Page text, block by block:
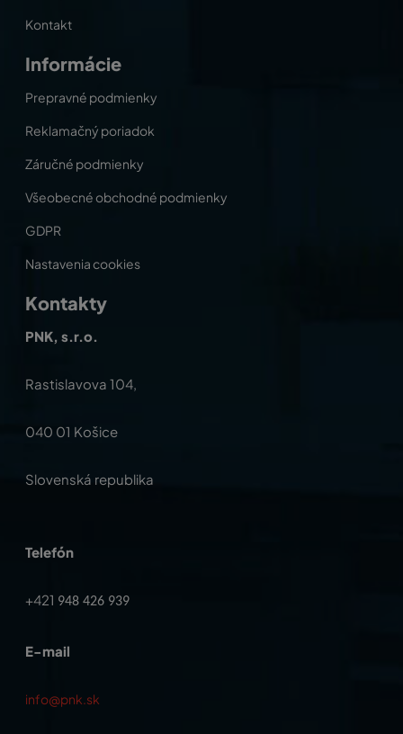
Kontakt
Informácie
Prepravné podmienky
Reklamačný poriadok
Záručné podmienky
Všeobecné obchodné podmienky
GDPR
Nastavenia cookies
Kontakty
PNK, s.r.o.
Rastislavova 104,
040 01 Košice
Slovenská republika
Telefón
+421 948 426 939
E-mail
info@pnk.sk